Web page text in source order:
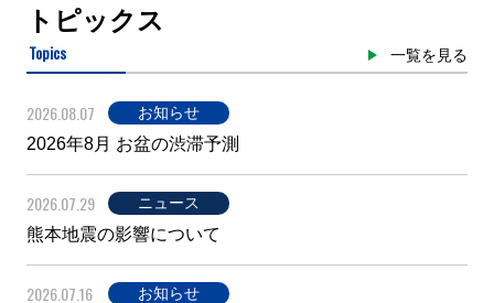
トピックス
Topics 一覧を見る
2026.08.07 お知らせ
2026年8月 お盆の渋滞予測
2026.07.29 ニュース
熊本地震の影響について
2026.07.16 お知らせ